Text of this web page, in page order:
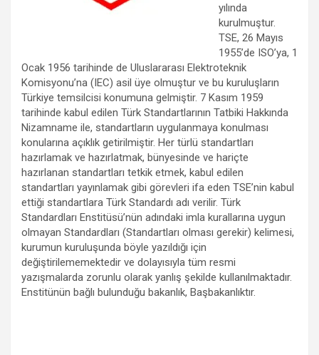
yılında
kurulmuştur.
TSE, 26 Mayıs
1955’de ISO’ya, 1
Ocak 1956 tarihinde de Uluslararası Elektroteknik
Komisyonu’na (IEC) asil üye olmuştur ve bu kuruluşların
Türkiye temsilcisi konumuna gelmiştir. 7 Kasım 1959
tarihinde kabul edilen Türk Standartlarının Tatbiki Hakkında
Nizamname ile, standartların uygulanmaya konulması
konularına açıklık getirilmiştir. Her türlü standartları
hazırlamak ve hazırlatmak, bünyesinde ve hariçte
hazırlanan standartları tetkik etmek, kabul edilen
standartları yayınlamak gibi görevleri ifa eden TSE’nin kabul
ettiği standartlara Türk Standardı adı verilir. Türk
Standardları Enstitüsü’nün adındaki imla kurallarına uygun
olmayan Standardları (Standartları olması gerekir) kelimesi,
kurumun kuruluşunda böyle yazıldığı için
değiştirilememektedir ve dolayısıyla tüm resmi
yazışmalarda zorunlu olarak yanlış şekilde kullanılmaktadır.
Enstitünün bağlı bulunduğu bakanlık, Başbakanlıktır.